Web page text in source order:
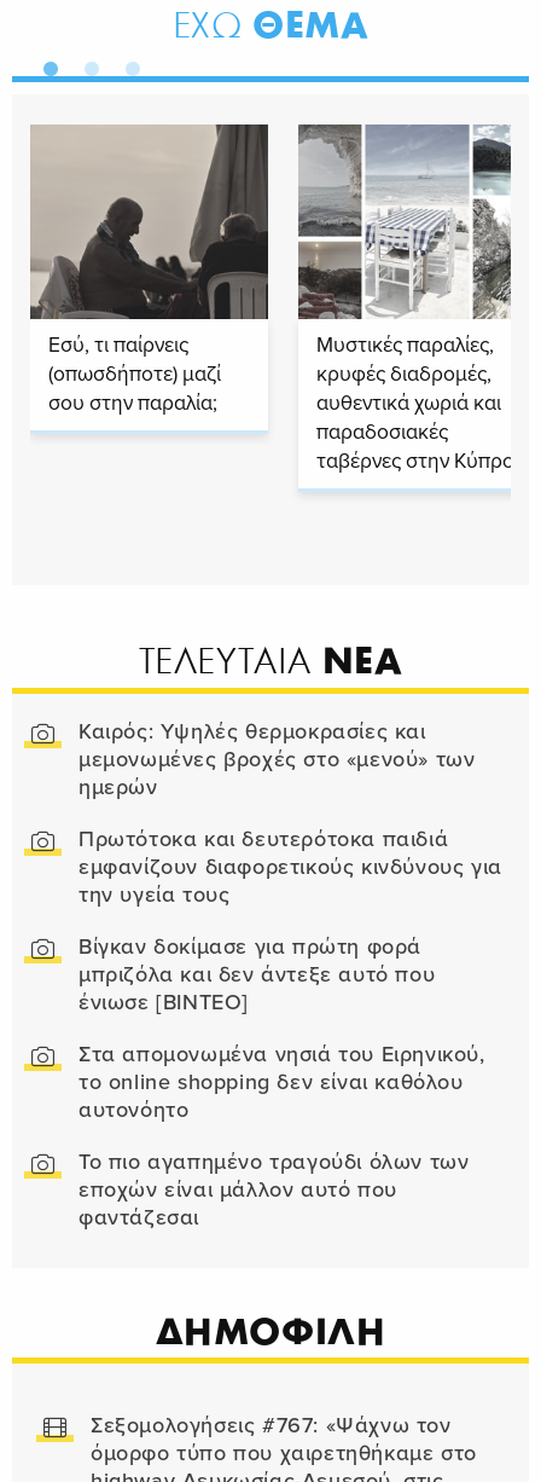
ΕΧΩ ΘΕΜΑ
Εσύ, τι παίρνεις
(οπωσδήποτε) μαζί
σου στην παραλία;
Μυστικές παραλίες,
κρυφές διαδρομές,
αυθεντικά χωριά και
παραδοσιακές
ταβέρνες στην Κύπρο
ΤΕΛΕΥΤΑΙΑ ΝΕΑ
Καιρός: Υψηλές θερμοκρασίες και
μεμονωμένες βροχές στο «μενού» των
ημερών
Πρωτότοκα και δευτερότοκα παιδιά
εμφανίζουν διαφορετικούς κινδύνους για
την υγεία τους
Βίγκαν δοκίμασε για πρώτη φορά
μπριζόλα και δεν άντεξε αυτό που
ένιωσε [ΒΙΝΤΕΟ]
Στα απομονωμένα νησιά του Ειρηνικού,
το online shopping δεν είναι καθόλου
αυτονόητο
Το πιο αγαπημένο τραγούδι όλων των
εποχών είναι μάλλον αυτό που
φαντάζεσαι
ΔΗΜΟΦΙΛΗ
Σεξομολογήσεις #767: «Ψάχνω τον
όμορφο τύπο που χαιρετηθήκαμε στο